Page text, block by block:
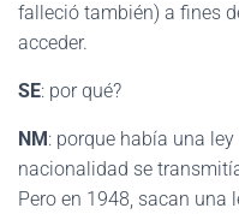
falleció también) a fines
acceder.
SE: por qué?
NM : porque había una
nacionalidad se
Pero en 1948, sacan